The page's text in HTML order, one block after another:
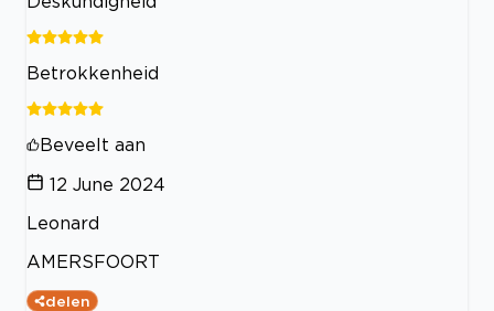
Betrokkenheid
Beveelt aan
12 June 2024
Leonard
AMERSFOORT
delen